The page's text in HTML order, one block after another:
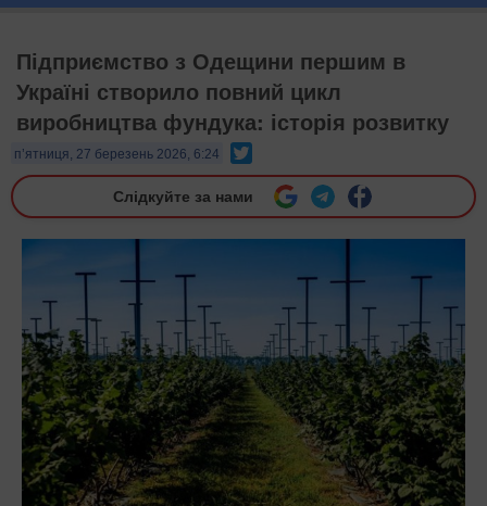
Підприємство з Одещини першим в
Україні створило повний цикл
виробництва фундука: історія розвитку
п’ятниця, 27 березень 2026, 6:24
Слідкуйте за нами